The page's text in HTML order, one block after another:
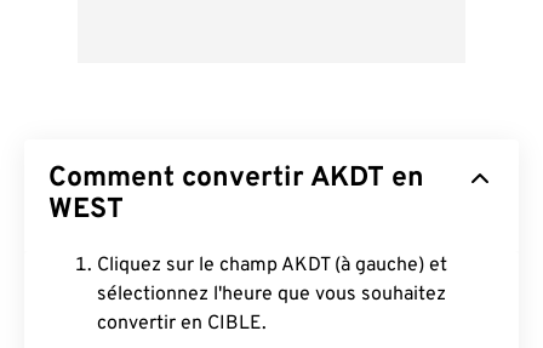
Comment convertir AKDT en
WEST
Cliquez sur le champ AKDT (à gauche) et
sélectionnez l'heure que vous souhaitez
convertir en CIBLE.